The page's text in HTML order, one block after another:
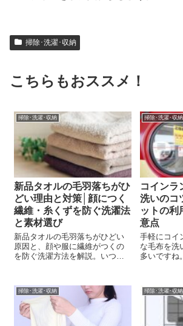
掃除･洗濯･収納
こちらもおススメ！
掃除･洗濯･収納
新品タオルの毛羽落ちがひ
どい理由と対策│顔につく
繊維・糸くずを防ぐ洗濯法
と素材選び
新品タオルの毛羽落ちがひどい
原因と、顔や服に繊維がつくの
を防ぐ洗濯方法を解説。いつま
く紹介します。
掃除･洗濯･収納
コインラ
洗いのコ
ットの利
意点
手軽にコイ
な毛布を洗
多いですね
は失敗する
インラン
洗うための
掃除･洗濯･収納 掃除･洗濯･収納